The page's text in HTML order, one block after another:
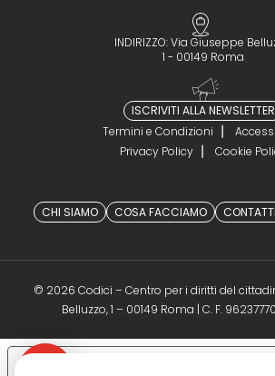
INDIRIZZO: Via Giuseppe
1 - 00149 Roma
ISCRIVITI ALLA NEWSLETTER
Termini e Condizioni
Privacy Policy
Cookie
CHI SIAMO COSA FACCIAMO CONTATTI
© 2026 Codici – Centro per i diritti del
Belluzzo, 1 – 00149 Roma | C. F.